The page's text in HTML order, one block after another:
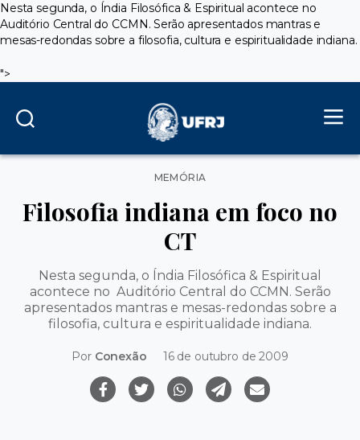
Nesta segunda, o Índia Filosófica & Espiritual acontece no
Auditório Central do CCMN. Serão apresentados mantras e
mesas-redondas sobre a filosofia, cultura e espiritualidade indiana.
">
Categorias
MEMÓRIA
Filosofia indiana em foco no
CT
Nesta segunda, o Índia Filosófica & Espiritual
acontece no Auditório Central do CCMN. Serão
apresentados mantras e mesas-redondas sobre a
filosofia, cultura e espiritualidade indiana.
Por Conexão 16 de outubro de 2009